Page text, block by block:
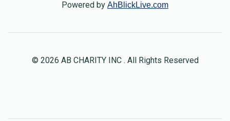
Powered by AhBlickLive.com
© 2026 AB CHARITY INC . All Rights Reserved